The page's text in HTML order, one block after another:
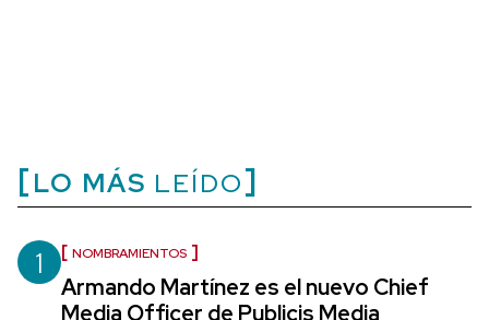
LO MÁS LEÍDO
1 NOMBRAMIENTOS
Armando Martínez es el nuevo Chief
Media Officer de Publicis Media